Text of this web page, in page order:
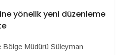
yönelik yeni düzenleme
Bölge Müdürü Süleyman